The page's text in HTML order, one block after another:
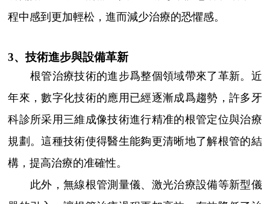
程中感到更加輕松，進而減少治療的恐懼感。
3、技術進步與設備革新
根管治療技術的進步爲整個領域帶來了革新。近
年來，數字化技術的應用已經逐漸成爲趨勢，許多牙
科診所采用三維成像技術進行精准的根管定位與治療
規劃。這種技術使得醫生能夠更清晰地了解根管的結
構，提高治療的准確性。
此外，無線根管測量儀、激光治療設備等新型儀